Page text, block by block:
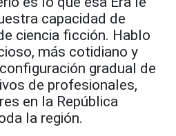
capacidad de
ciencia ficción. Hablo
más cotidiano y
gradual de
de profesionales,
en la República
la región.